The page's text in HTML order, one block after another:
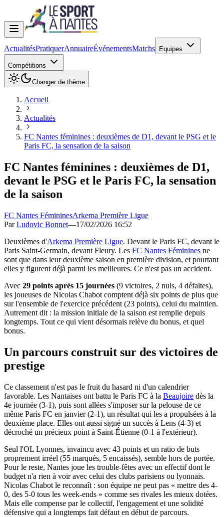
ActualitésPratiquerAnnuaireÉvénementsMatchs Equipes
Compétitions
Changer de thème
Accueil
Actualités
FC Nantes féminines : deuxièmes de D1, devant le PSG et le
Paris FC, la sensation de la saison
FC Nantes féminines : deuxièmes de D1,
devant le PSG et le Paris FC, la sensation
de la saison
FC Nantes FémininesArkema Première Ligue
ParLudovic Bonnet—17/02/2026 16:52
Deuxièmes d'Arkema Première Ligue. Devant le Paris FC, devant le
Paris Saint-Germain, devant Fleury. Les FC Nantes Féminines ne
sont que dans leur deuxième saison en première division, et pourtant
elles y figurent déjà parmi les meilleures. Ce n'est pas un accident.
Avec 29 points après 15 journées (9 victoires, 2 nuls, 4 défaites),
les joueuses de Nicolas Chabot comptent déjà six points de plus que
sur l'ensemble de l'exercice précédent (23 points), celui du maintien.
Autrement dit : la mission initiale de la saison est remplie depuis
longtemps. Tout ce qui vient désormais relève du bonus, et quel
bonus.
Un parcours construit sur des victoires de
prestige
Ce classement n'est pas le fruit du hasard ni d'un calendrier
favorable. Les Nantaises ont battu le Paris FC à la Beaujoire dès la
4e journée (3-1), puis sont allées s'imposer sur la pelouse de ce
même Paris FC en janvier (2-1), un résultat qui les a propulsées à la
deuxième place. Elles ont aussi signé un succès à Lens (4-3) et
décroché un précieux point à Saint-Étienne (0-1 à l'extérieur).
Seul l'OL Lyonnes, invaincu avec 43 points et un ratio de buts
proprement irréel (55 marqués, 5 encaissés), semble hors de portée.
Pour le reste, Nantes joue les trouble-fêtes avec un effectif dont le
budget n'a rien à voir avec celui des clubs parisiens ou lyonnais.
Nicolas Chabot le reconnaît : son équipe ne peut pas « mettre des 4-
0, des 5-0 tous les week-ends » comme ses rivales les mieux dotées.
Mais elle compense par le collectif, l'engagement et une solidité
défensive qui a longtemps fait défaut en début de parcours.